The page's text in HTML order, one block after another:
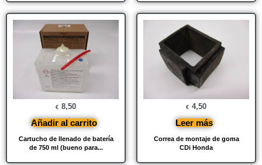
Cartucho de llenado de batería
de 750 ml (bueno para...
€ 8,50
Añadir al carrito
Correa de montaje de goma
CDi Honda
€ 4,50
Leer más